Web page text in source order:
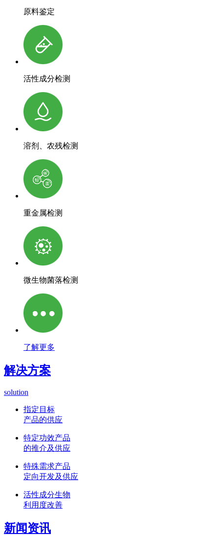
原料鉴定
活性成分检测
溶剂、农残检测
重金属检测
微生物菌落检测
了解更多
解决方案
solution
指定目标
产品的供应
特定功效产品
的推介及供应
特殊需求产品
定向开发及供应
活性成分生物
利用度改善
新闻资讯